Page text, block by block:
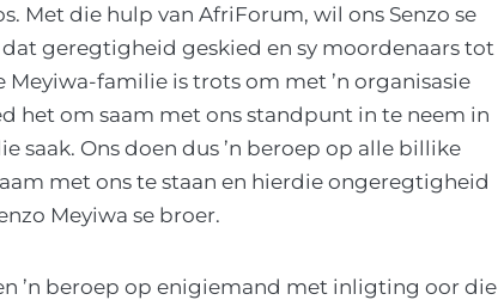
Met die hulp van AfriForum, wil ons Senzo se
geregtigheid geskied en sy moordenaars tot
familie is trots om met ’n organisasie
het om saam met ons standpunt in te neem in
Ons doen dus ’n beroep op alle billike
met ons te staan en hierdie ongeregtigheid
Meyiwa se broer.
’n beroep op enigiemand met inligting oor die